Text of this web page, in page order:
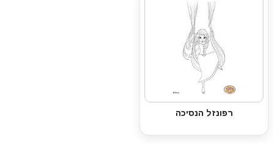
רפונזל הנסיכה